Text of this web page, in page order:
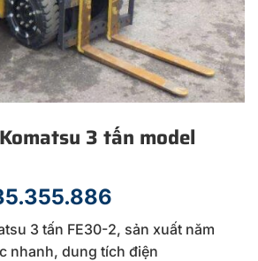
3 tấn model
3 tấn FE30-2, sản xuất năm
nhanh, dung tích điện